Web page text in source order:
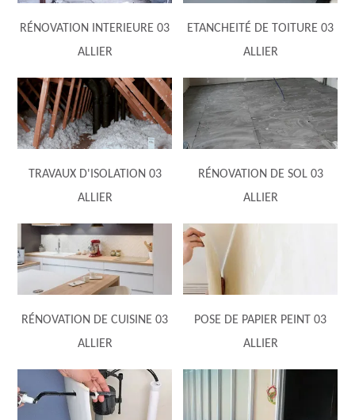
RÉNOVATION INTERIEURE 03
ALLIER
ETANCHEITÉ DE TOITURE 03
ALLIER
TRAVAUX D'ISOLATION 03
ALLIER
RÉNOVATION DE SOL 03
ALLIER
RÉNOVATION DE CUISINE 03
ALLIER
POSE DE PAPIER PEINT 03
ALLIER